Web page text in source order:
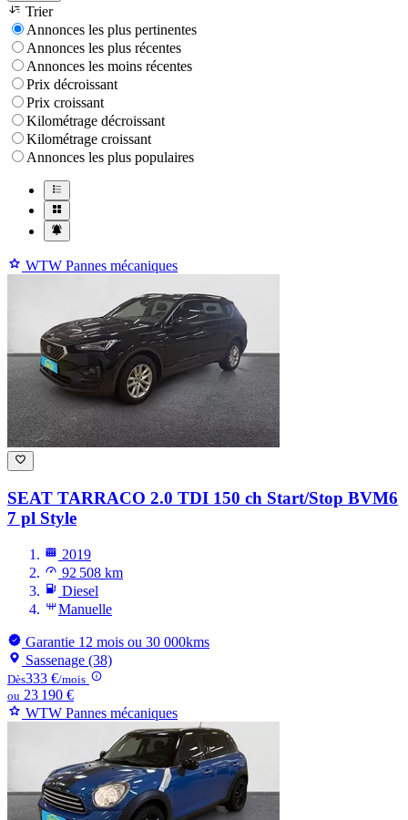
Trier
Annonces les plus pertinentes
Annonces les plus récentes
Annonces les moins récentes
Prix décroissant
Prix croissant
Kilométrage décroissant
Kilométrage croissant
Annonces les plus populaires
WTW Pannes mécaniques
SEAT TARRACO 2.0 TDI 150 ch Start/Stop BVM6
7 pl Style
2019
92 508 km
Diesel
Manuelle
Garantie 12 mois ou 30 000kms
Sassenage (38)
Dès333 €/mois
ou 23 190 €
WTW Pannes mécaniques